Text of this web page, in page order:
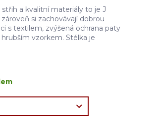
a kvalitní materiály to je J
si zachovávají dobrou
s textilem, zvýšená ochrana paty
vzorkem. Stélka je